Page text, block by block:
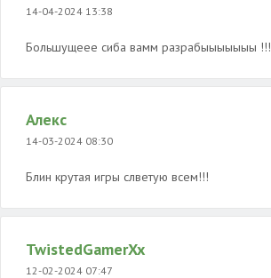
14-04-2024 13:38
Большущеее сиба вамм разрабыыыыыыы !!!
Алекс
14-03-2024 08:30
Блин крутая игры слветую всем!!!
TwistedGamerXx
12-02-2024 07:47